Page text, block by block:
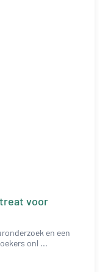
voor
en een
onl ...